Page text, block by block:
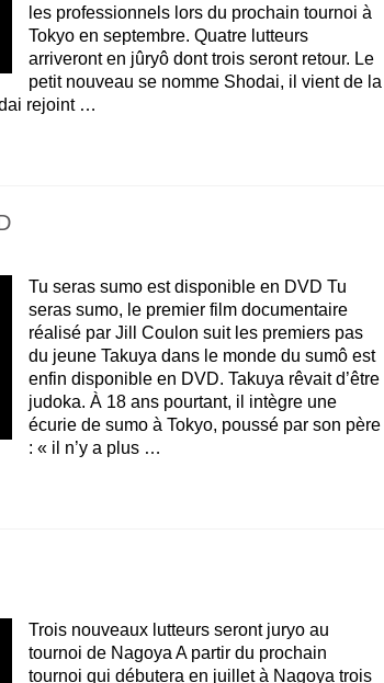
les professionnels lors du prochain tournoi à
Tokyo en septembre. Quatre lutteurs
arriveront en jûryô dont trois seront retour. Le
petit nouveau se nomme Shodai, il vient de la
rejoint …
Tu seras sumo est disponible en DVD Tu
seras sumo, le premier film documentaire
réalisé par Jill Coulon suit les premiers pas
du jeune Takuya dans le monde du sumô est
enfin disponible en DVD. Takuya rêvait d’être
judoka. À 18 ans pourtant, il intègre une
écurie de sumo à Tokyo, poussé par son père
: « il n’y a plus …
Trois nouveaux lutteurs seront juryo au
tournoi de Nagoya A partir du prochain
tournoi qui débutera en juillet à Nagoya trois